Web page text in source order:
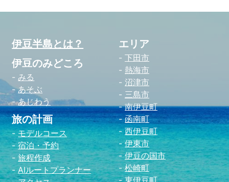
伊豆半島とは？
伊豆のみどころ
みる
あそぶ
あじわう
旅の計画
モデルコース
宿泊・予約
旅程作成
AIルートプランナー
エリア
下田市
熱海市
沼津市
三島市
南伊豆町
函南町
西伊豆町
伊東市
伊豆の国市
松崎町